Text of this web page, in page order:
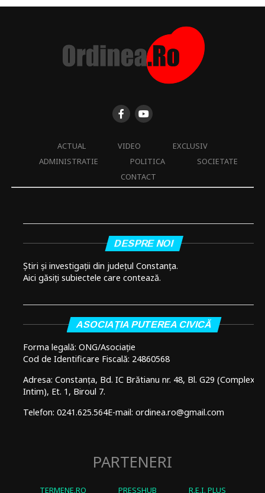
ACTUAL VIDEO
EXCLUSIV
ADMINISTRATIE
POLITICA
SOCIETATE
CONTACT
DESPRE NOI
Știri și investigații din județul Constanța.
Aici găsiți subiectele care contează.
ASOCIAȚIA PUTEREA CIVICĂ
Forma legală: ONG/Asociație
Cod de Identificare Fiscală: 24860568
Adresa: Constanța, Bd. IC Brătianu nr. 48, Bl. G29 (Complex
Intim), Et. 1, Biroul 7.
Telefon: 0241.625.564E-mail: ordinea.ro@gmail.com
PARTENERI
TERMENE.RO PRESSHUB R.E.I. PLUS